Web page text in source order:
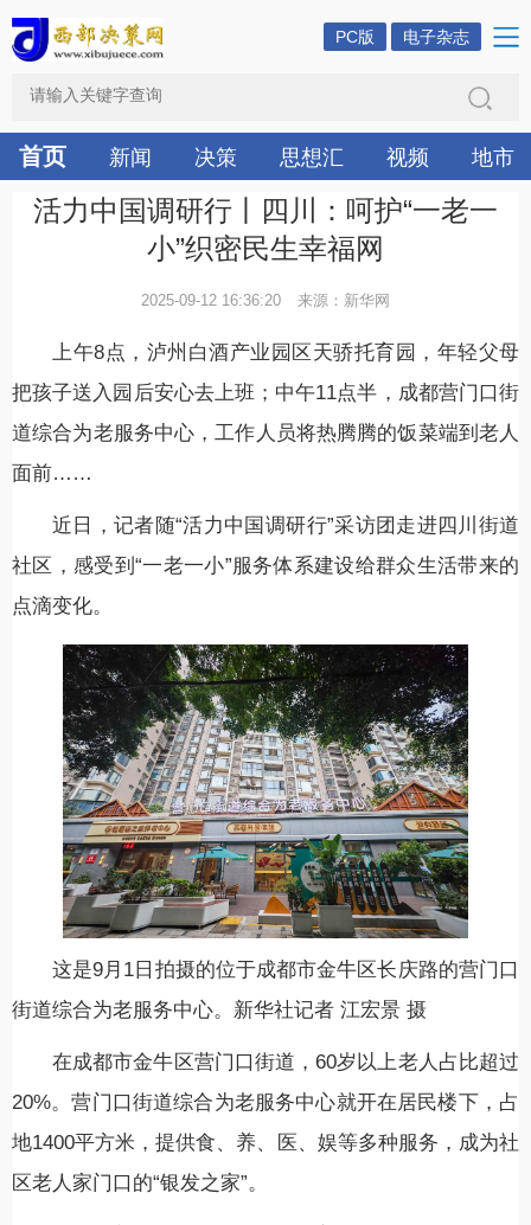
PC版 电子杂志
首页 新闻 决策 思想汇 视频 地市
活力中国调研行丨四川：呵护“一老一
小”织密民生幸福网
2025-09-12 16:36:20 来源：新华网
上午8点，泸州白酒产业园区天骄托育园，年轻父母
把孩子送入园后安心去上班；中午11点半，成都营门口街
道综合为老服务中心，工作人员将热腾腾的饭菜端到老人
面前……
近日，记者随“活力中国调研行”采访团走进四川街道
社区，感受到“一老一小”服务体系建设给群众生活带来的
点滴变化。
这是9月1日拍摄的位于成都市金牛区长庆路的营门口
街道综合为老服务中心。新华社记者 江宏景 摄
在成都市金牛区营门口街道，60岁以上老人占比超过
20%。营门口街道综合为老服务中心就开在居民楼下，占
地1400平方米，提供食、养、医、娱等多种服务，成为社
区老人家门口的“银发之家”。